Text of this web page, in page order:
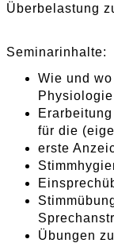
Überbelastung
Seminarinhalte:
Wie und
für die
erste
Übungen